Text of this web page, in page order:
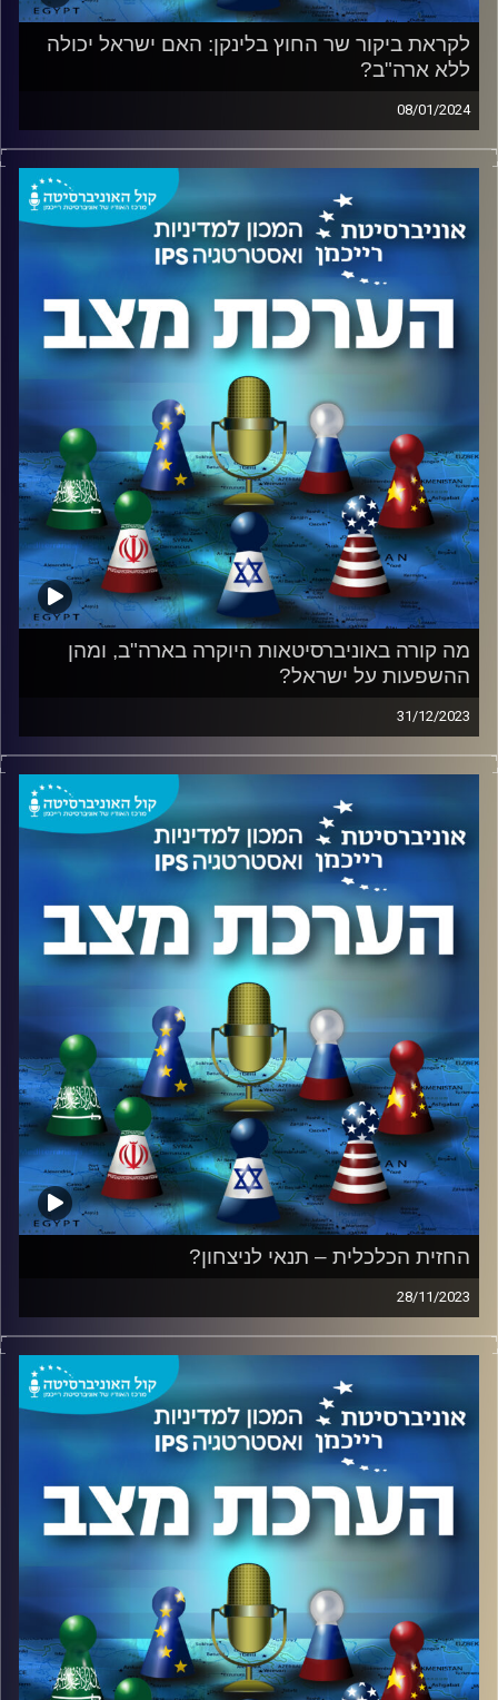
לקראת ביקור שר החוץ בלינקן: האם ישראל יכולה
ללא ארה"ב?
08/01/2024
גיל תמרי, עורך חדשות החוץ של ערוץ 13 בפודקאסט מיוחד
עם
האלוף (במיל') עמוס גלעד, ראש המכון למדיניות ואסטרטגיה
באוניברסיטת רייכמן, וד"ר שי הר-צבי, ראש התחום הבינלאומי
והמזרח התיכון במכון.
מה משמעות הגעתו של שר החוץ בלינקן לישראל בפעם
החמישית מאז תחילת המלחמה? האם ניתן לתאר את הביטחון
הלאומי של ישראל ללא שיתוף הפעולה האסטרטגי עם ארה"ב?
מה ההשפעה של הבחירות לנשיאות על תפיסותיו של ביידן
ביחס לרשות הפלסטינית? מה יוביל את ארה"ב להפעלת כוח
משמעותית באזור?
זאת ועוד, בפודקאסט.
קרדיט תמונות:המכון למדיניות ואסטרטגיה
מה קורה באוניברסיטאות היוקרה בארה"ב, ומהן
ההשפעות על ישראל?
31/12/2023
פרופסור יונתן גרשוני, פרופסור לווירולוגיה ואימונולוגיה
באוניברסיטת תל אביב
בשיחה עם אלוף (מיל.) עמוס גלעד, ראש המכון למדיניות
ואסטרטגיה (IPS) באוניברסיטת רייכמן.
מה קורה באוניברסיטאות היוקרה בארה"ב? האם מדובר באיום
אסטרטגי על מדינת ישראל? איך ניתן להסביר את הפגנות הענק
התומכות בחמאס? מהיכן מגיע המימון לאותן הפגנות? כל זאת
ועוד בפודקאסט.
קרדיט תמונות:המכון למדיניות ואסטרטגיה
החזית הכלכלית – תנאי לניצחון?
28/11/2023
בהשתתפות: פרופ' רפי מלניק, לשעבר נשיא אוניברסיטת
רייכמן, מומחה לכלכלת ישראל, ופרופסור לכלכלה בבתי הספר
טיומקין לכלכלה ולאודר לממשל, דיפלומטיה ואסטרטגיה,
אוניברסיטת רייכמן ואלוף (מיל.) עמוס גלעד, ראש המכון
למדיניות ואסטרטגיה באוניברסיטת רייכמן.
היכן ישראל נמצאת מבחינה כלכלית? האם תקציב המדינה מוכן
כתקציב מלחמה? איך מחזירים וודאות למשק בזמן מלחמה?
כיצד מתמודדים עם הצרכים הלאומיים שנוצרו בעקבות
המלחמה? האם ישראל תוכל לייצר שיתוף פעולה כלכלי עולמי
ליום שאחרי? כל זאת ועוד, בפודקאסט.